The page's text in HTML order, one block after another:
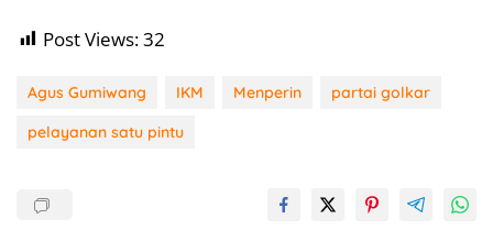
Post Views:32
Agus Gumiwang IKM Menperin
partai golkar
pelayanan satu pintu